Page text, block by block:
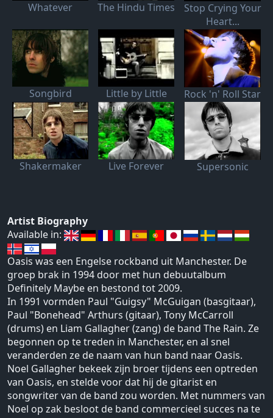
Whatever The Hindu Times
Stop Crying Your
Heart...
Songbird Little by Little Rock 'n' Roll Star
Shakermaker Live Forever Supersonic
Artist Biography
Available in:
Oasis was een Engelse rockband uit Manchester. De
groep brak in 1994 door met hun debuutalbum
Definitely Maybe en bestond tot 2009.
In 1991 vormden Paul "Guigsy" McGuigan (basgitaar),
Paul "Bonehead" Arthurs (gitaar), Tony McCarroll
(drums) en Liam Gallagher (zang) de band The Rain. Ze
begonnen op te treden in Manchester, en al snel
veranderden ze de naam van hun band naar Oasis.
Noel Gallagher bekeek zijn broer tijdens een optreden
van Oasis, en stelde voor dat hij de gitarist en
songwriter van de band zou worden. Met nummers van
Noel op zak besloot de band commercieel succes na te